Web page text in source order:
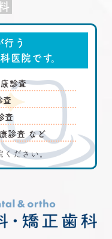
う
医院です。
診査
査
査
診査 など
ください。